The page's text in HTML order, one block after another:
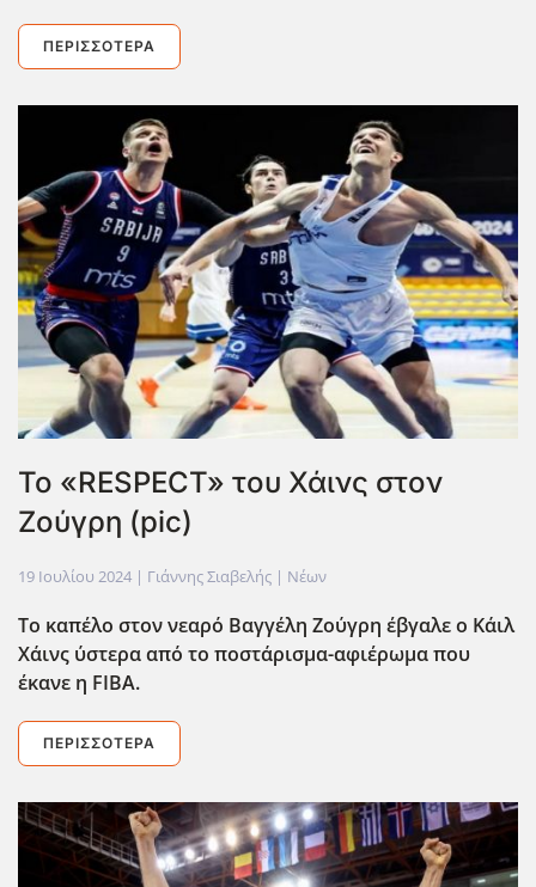
ΠΕΡΙΣΣΌΤΕΡΑ
To «RESPECT» του Χάινς στον
Ζούγρη (pic)
19 Ιουλίου 2024 | Γιάννης Σιαβελής | Νέων
To καπέλο στον νεαρό Βαγγέλη Ζούγρη έβγαλε o Kάιλ
Χάινς ύστερα από το ποστάρισμα-αφιέρωμα που
έκανε η FIBA.
ΠΕΡΙΣΣΌΤΕΡΑ